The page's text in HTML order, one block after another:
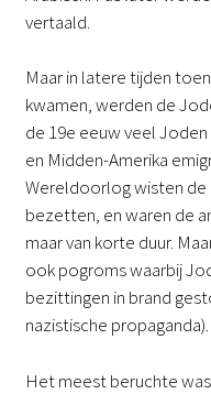
vertaald.
Maar in latere tijden
kwamen, werden de
de 19e eeuw veel
en Midden-Amerika
Wereldoorlog wisten de
bezetten, en waren de
maar van korte duur.
ook pogroms waarbij
bezittingen in brand
nazistische propaganda).
Het meest beruchte